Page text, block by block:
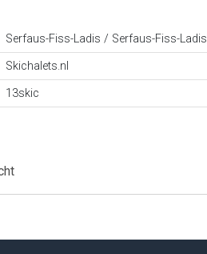
Serfaus-Fiss-Ladis / Serfaus-Fiss-Ladis
Skichalets.nl
13skic